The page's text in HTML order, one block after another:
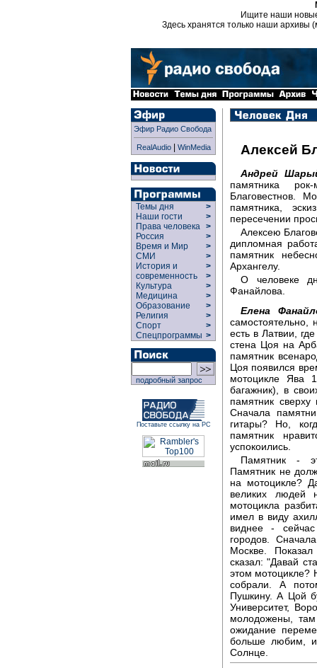
Ищите наши
Здесь хранятся только наши архивы
Эфир Радио Свобода
RealAudio| WinMedia
Темы дня
>
Наши гости
>
Права человека >
Россия
>
Время и Мир
>
СМИ
>
История и
современность
>
>
Культура
>
Медицина
>
Образование
>
Религия
>
Спорт
>
Спецпрограммы >
подробный запрос
Поставьте ссылку на РС
Алексей
Андрей
памятника
Благовестнов.
памятника,
пересечении
Алексею
дипломная
памятник
Архангелу.
О человеке
Фанайлова.
Елена
самостоятельно,
есть в Латвии,
стена Цоя на
памятник
Цоя появился
мотоцикле Ява
багажник), в
памятник
Сначала
гитары? Но,
памятник
успокоились.
Памятник -
Памятник не
на мотоцикле?
великих людей
мотоцикла
имел в виду
виднее -
городов.
Москве.
сказал: "Давай
этом мотоцикле?
собрали. А
Пушкину. А Цой
Университет,
молодожены,
ожидание
больше любим,
Солнце.